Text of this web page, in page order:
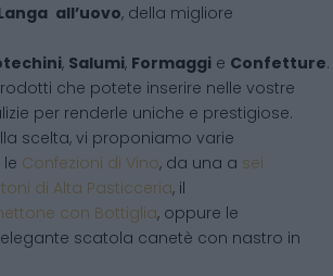
all’uovo, della migliore
, Salumi, Formaggi e Confetture.
che potete inserire nelle vostre
per renderle uniche e prestigiose.
scelta, vi proponiamo varie
Confezioni di Vino, da una a sei
di Alta Pasticceria, il
con Bottiglia, oppure le
scatola canetè con nastro in